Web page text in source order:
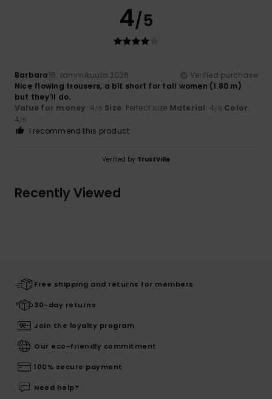
4/5
Barbara16. tammikuuta 2026
Verified purchase
Nice flowing trousers, a bit short for tall women (1.80 m)
but they'll do.
Value for money: 4/5 Size: Perfect size Material: 4/5 Color:
4/5
I recommend this product
Verified by TrustVille
Recently Viewed
Free shipping and returns for members
30-day returns
Join the loyalty program
Our eco-friendly commitment
100% secure payment
Need help?